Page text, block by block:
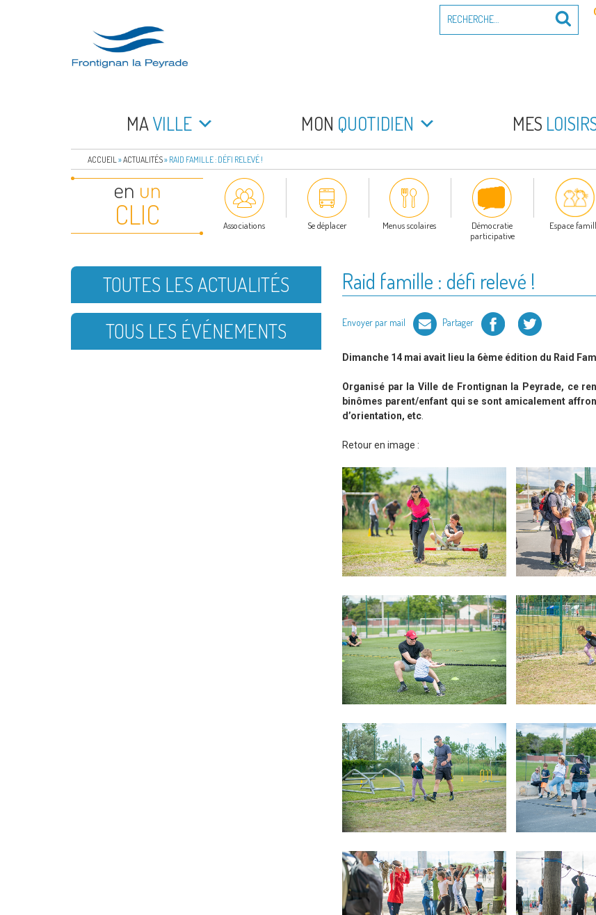
FRONTIGNAN LA PEYRADE
pour
MAVILLE MON QUOTIDIEN MES
ACCUEIL »ACTUALITÉS» RAID FAMILLE : DÉFI RELEVÉ !
en un
CLIC Associations Se déplacer Menus scolaires
Démocratie
participative
Espace
Raid famille : défi relevé !
Envoyer par mail Partager Facebook Twitter
Dimanche 14 mai avait lieu la 6ème édition du Raid
Organisé par la Ville de Frontignan la Peyrade, ce
binômes parent/enfant qui se sont amicalement
d’orientation, etc
Retour en image :
TOUTES LES ACTUALITÉS
TOUS LES ÉVÉNEMENTS